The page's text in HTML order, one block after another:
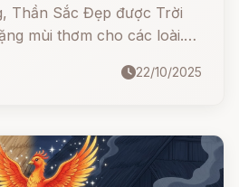
Thần Sắc Đẹp được Trời
mùi thơm cho các loài.
cho kẻ khác - mới thực sự
22/10/2025